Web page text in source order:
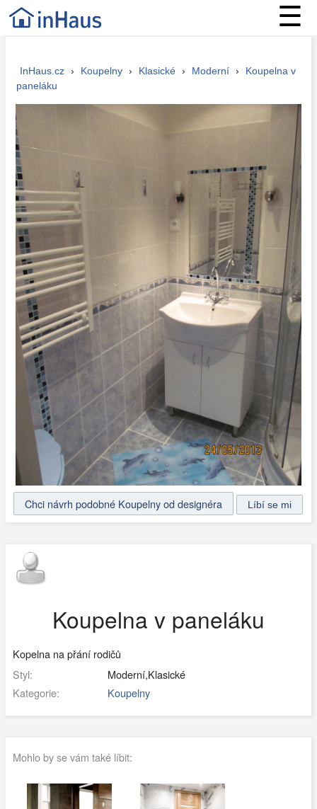
☰
InHaus.cz › Koupelny › Klasické › Moderní ›
Koupelna v
paneláku
Chci návrh podobné Koupelny od designéra
Koupelna v paneláku
Kopelna na přání rodičů
Styl:
Moderní,Klasické
Kategorie:
Koupelny
Mohlo by se vám také líbit: